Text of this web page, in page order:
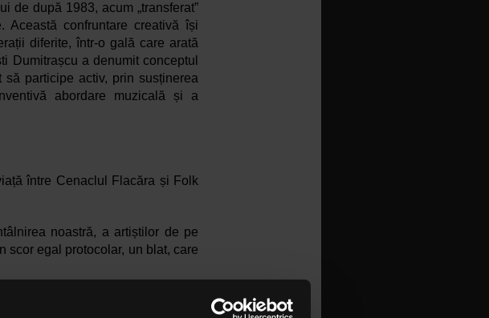
de după 1983, acum „transferat”
Această confruntare creativă își
diferite, într-o gală care arată
Dumitrașcu a denumit conceptul
să participe activ, prin susținerea
abordare muzicală și a
între Cenaclul Flacăra și Folk
noastră, a artiștilor de pe
scor egal protocolar, un blat, care